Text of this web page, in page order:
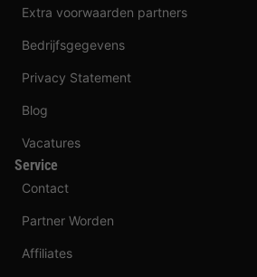
Extra voorwaarden partners
Bedrijfsgegevens
Privacy Statement
Blog
Vacatures
Service
Contact
Partner Worden
Affiliates